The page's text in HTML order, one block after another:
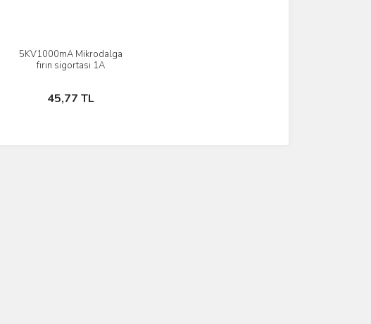
5KV1000mA Mikrodalga
fırın sigortası 1A
45,77 TL
İncele
Sepete Ekle